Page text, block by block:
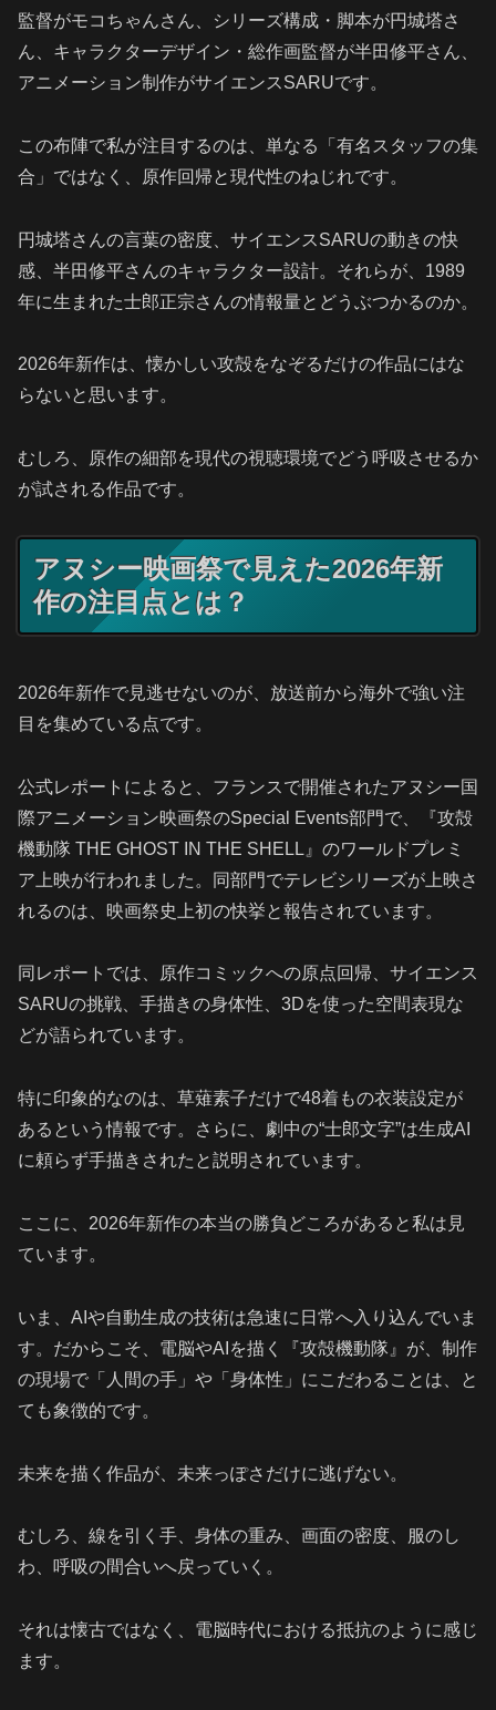
監督がモコちゃんさん、シリーズ構成・脚本が円城塔さ
ん、キャラクターデザイン・総作画監督が半田修平さん、
アニメーション制作がサイエンスSARUです。
この布陣で私が注目するのは、単なる「有名スタッフの集
合」ではなく、原作回帰と現代性のねじれです。
円城塔さんの言葉の密度、サイエンスSARUの動きの快
感、半田修平さんのキャラクター設計。それらが、1989
年に生まれた士郎正宗さんの情報量とどうぶつかるのか。
2026年新作は、懐かしい攻殻をなぞるだけの作品にはな
らないと思います。
むしろ、原作の細部を現代の視聴環境でどう呼吸させるか
が試される作品です。
アヌシー映画祭で見えた2026年新
作の注目点とは？
2026年新作で見逃せないのが、放送前から海外で強い注
目を集めている点です。
公式レポートによると、フランスで開催されたアヌシー国
際アニメーション映画祭のSpecial Events部門で、『攻殻
機動隊 THE GHOST IN THE SHELL』のワールドプレミ
ア上映が行われました。同部門でテレビシリーズが上映さ
れるのは、映画祭史上初の快挙と報告されています。
同レポートでは、原作コミックへの原点回帰、サイエンス
SARUの挑戦、手描きの身体性、3Dを使った空間表現な
どが語られています。
特に印象的なのは、草薙素子だけで48着もの衣装設定が
あるという情報です。さらに、劇中の“士郎文字”は生成AI
に頼らず手描きされたと説明されています。
ここに、2026年新作の本当の勝負どころがあると私は見
ています。
いま、AIや自動生成の技術は急速に日常へ入り込んでいま
す。だからこそ、電脳やAIを描く『攻殻機動隊』が、制作
の現場で「人間の手」や「身体性」にこだわることは、と
ても象徴的です。
未来を描く作品が、未来っぽさだけに逃げない。
むしろ、線を引く手、身体の重み、画面の密度、服のし
わ、呼吸の間合いへ戻っていく。
それは懐古ではなく、電脳時代における抵抗のように感じ
ます。